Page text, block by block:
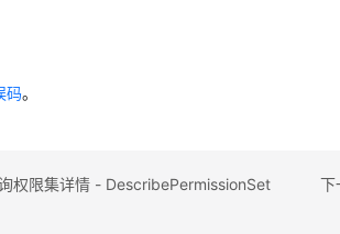
码。
权限集详情 - DescribePermissionSet